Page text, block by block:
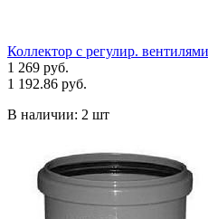
Коллектор с регулир.
1 269 руб.
1 192.86 руб.
В наличии: 2 шт